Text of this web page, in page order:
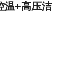
温+高压洁